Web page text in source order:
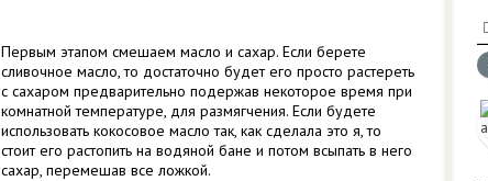
Первым этапом смешаем масло и сахар. Если берете
сливочное масло, то достаточно будет его просто растереть
с сахаром предварительно подержав некоторое время при
комнатной температуре, для размягчения. Если будете
использовать кокосовое масло так, как сделала это я, то
стоит его растопить на водяной бане и потом всыпать в него
сахар, перемешав все ложкой.